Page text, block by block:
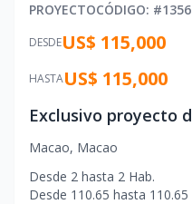
PROYECTOCÓDIGO: #1356
DESDEUS$ 115,000
HASTAUS$ 115,000
Macao, Macao
Desde 2 hasta 2 Hab.
Desde 110.65 hasta 110.65